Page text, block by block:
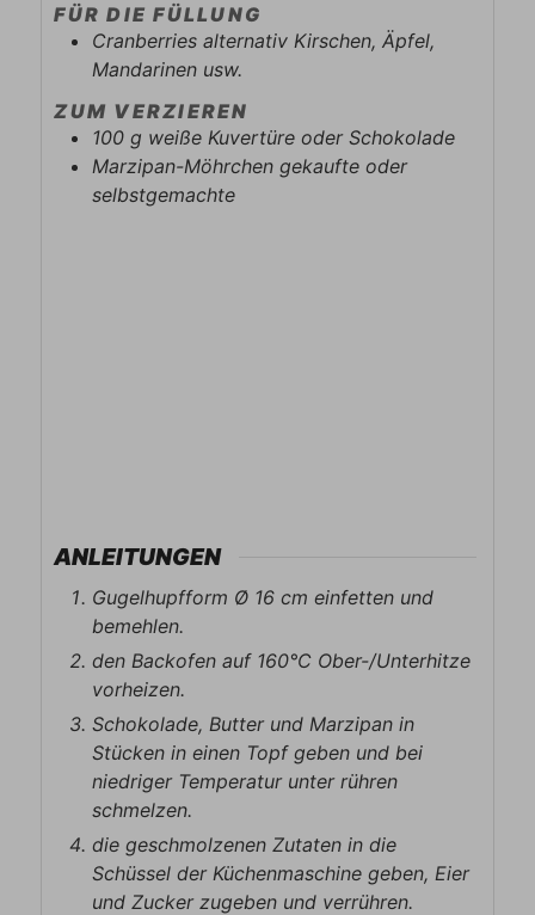
FÜR DIE FÜLLUNG
Cranberries alternativ Kirschen, Äpfel,
Mandarinen usw.
ZUM VERZIEREN
100 g weiße Kuvertüre oder Schokolade
Marzipan-Möhrchen gekaufte oder
selbstgemachte
ANLEITUNGEN
Gugelhupfform Ø 16 cm einfetten und
bemehlen.
den Backofen auf 160°C Ober-/Unterhitze
vorheizen.
Schokolade, Butter und Marzipan in
Stücken in einen Topf geben und bei
niedriger Temperatur unter rühren
schmelzen.
die geschmolzenen Zutaten in die
Schüssel der Küchenmaschine geben, Eier
und Zucker zugeben und verrühren.